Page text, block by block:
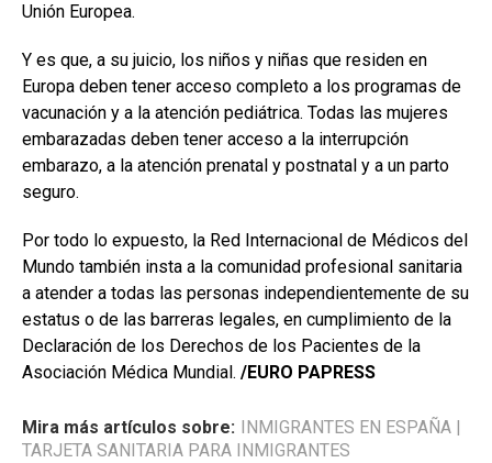
Unión Europea.
Y es que, a su juicio, los niños y niñas que residen en
Europa deben tener acceso completo a los programas de
vacunación y a la atención pediátrica. Todas las mujeres
embarazadas deben tener acceso a la interrupción
embarazo, a la atención prenatal y postnatal y a un parto
seguro.
Por todo lo expuesto, la Red Internacional de Médicos del
Mundo también insta a la comunidad profesional sanitaria
a atender a todas las personas independientemente de su
estatus o de las barreras legales, en cumplimiento de la
Declaración de los Derechos de los Pacientes de la
Asociación Médica Mundial. /EURO PAPRESS
Mira más artículos sobre: INMIGRANTES EN ESPAÑA
TARJETA SANITARIA PARA INMIGRANTES